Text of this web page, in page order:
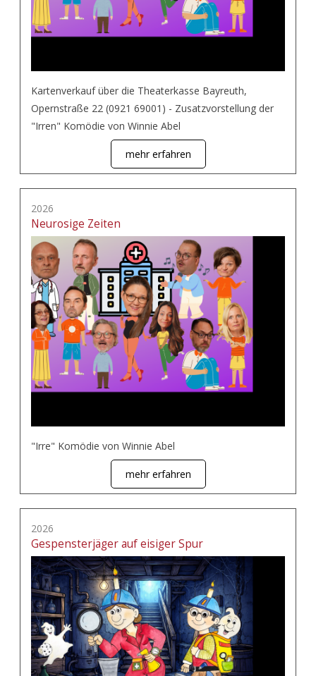
Kartenverkauf über die Theaterkasse Bayreuth,
Opernstraße 22 (0921 69001) - Zusatzvorstellung der
"Irren" Komödie von Winnie Abel
mehr erfahren
2026
Neurosige Zeiten
"Irre" Komödie von Winnie Abel
mehr erfahren
2026
Gespensterjäger auf eisiger Spur